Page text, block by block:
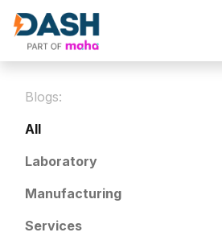
Blogs:
All
Laboratory
Manufacturing
Services